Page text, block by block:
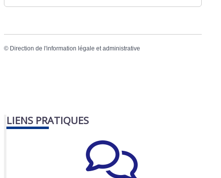
© Direction de l'information légale et administrative
LIENS PRATIQUES